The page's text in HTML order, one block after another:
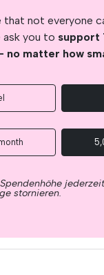
that not everyone
ask you to support
no matter how
stornieren.